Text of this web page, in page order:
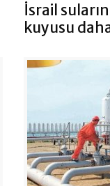
İsrail
kuyusu